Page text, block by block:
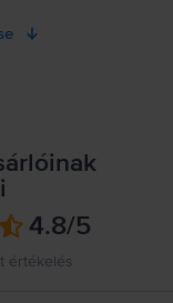
4.8/5
értékelés